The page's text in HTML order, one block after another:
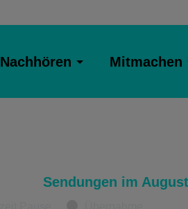
Nachhören Mitmachen
Sendungen im